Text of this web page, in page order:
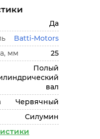
Да
Batti-Motors
мм
25
Полый
вал
Червячный
Силумин